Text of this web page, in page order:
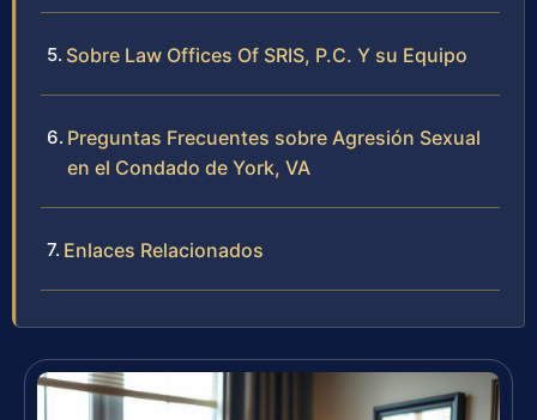
Sobre Law Offices Of SRIS, P.C. Y su Equipo
Preguntas Frecuentes sobre Agresión Sexual
en el Condado de York, VA
Enlaces Relacionados